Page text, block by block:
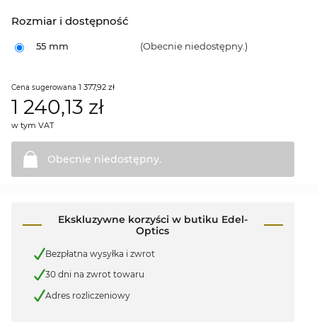
Rozmiar i dostępność
55 mm (Obecnie niedostępny.)
Cena sugerowana 1 377,92 zł
1 240,13 zł
w tym VAT
Obecnie niedostępny.
Ekskluzywne korzyści w butiku Edel-
Optics
Bezpłatna wysyłka i zwrot
30 dni na zwrot towaru
Adres rozliczeniowy